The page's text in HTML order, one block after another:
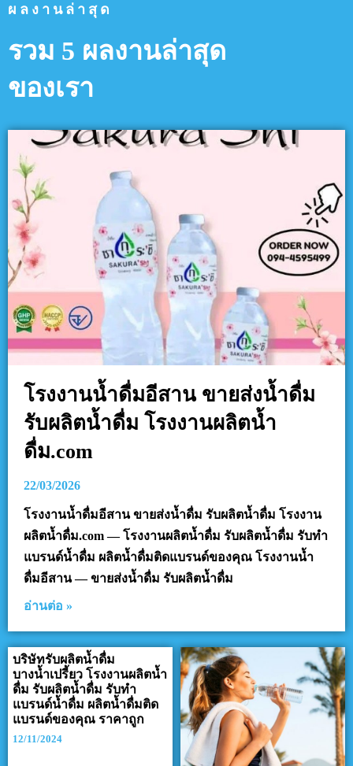
ผลงานล่าสุด
รวม 5 ผลงานล่าสุด
ของเรา
โรงงานน้ำดื่มอีสาน ขายส่งน้ำดื่ม
รับผลิตน้ำดื่ม โรงงานผลิตน้ำ
ดื่ม.com
22/03/2026
โรงงานน้ำดื่มอีสาน ขายส่งน้ำดื่ม รับผลิตน้ำดื่ม โรงงาน
ผลิตน้ำดื่ม.com — โรงงานผลิตน้ำดื่ม รับผลิตน้ำดื่ม รับทำ
แบรนด์น้ำดื่ม ผลิตน้ำดื่มติดแบรนด์ของคุณ โรงงานน้ำ
ดื่มอีสาน — ขายส่งน้ำดื่ม รับผลิตน้ำดื่ม
อ่านต่อ »
บริษัทรับผลิตน้ำดื่ม
บางน้ำเปรี้ยว โรงงานผลิตน้ำ
ดื่ม รับผลิตน้ำดื่ม รับทำ
แบรนด์น้ำดื่ม ผลิตน้ำดื่มติด
แบรนด์ของคุณ ราคาถูก
12/11/2024